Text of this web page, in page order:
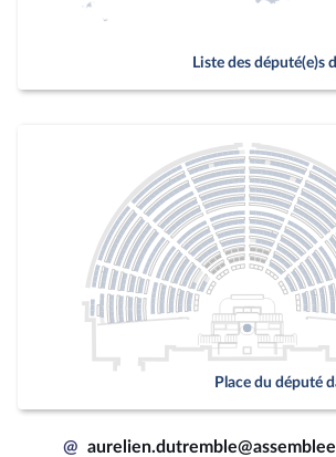
Liste des député(e)s
Place du député
@